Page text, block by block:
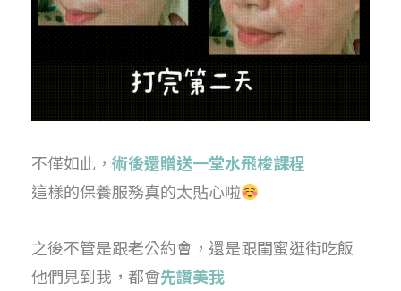
不僅如此， 術後還贈送一堂水飛梭課程
這樣的保養服務真的太貼心啦
之後不管是跟老公約會，還是跟閨蜜逛街吃飯
他們見到我，都會先讚美我